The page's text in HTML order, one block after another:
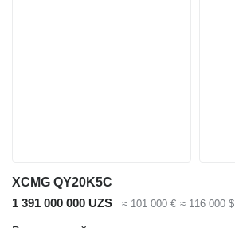
XCMG QY20K5C
1 391 000 000 UZS
≈ 101 000 € ≈ 116 000 $